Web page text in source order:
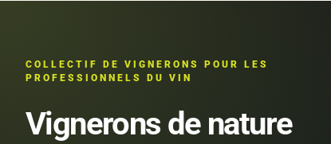
COLLECTIF DE VIGNERONS POUR LES
PROFESSIONNELS DU VIN
Vignerons de nature